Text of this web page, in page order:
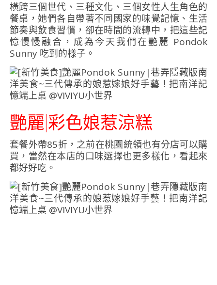
橫跨三個世代、三種文化、三個女性人生角色的
餐桌，她們各自帶著不同國家的味覺記憶、生活
節奏與飲食習慣，卻在時間的流轉中，把這些記
憶慢慢融合，成為今天我們在艷麗 Pondok
Sunny 吃到的樣子。
艷麗|彩色娘惹涼糕
套餐外帶85折，之前在桃園統領也有分店可以購
買，當然在本店的口味選擇也更多樣化，看起來
都好好吃。